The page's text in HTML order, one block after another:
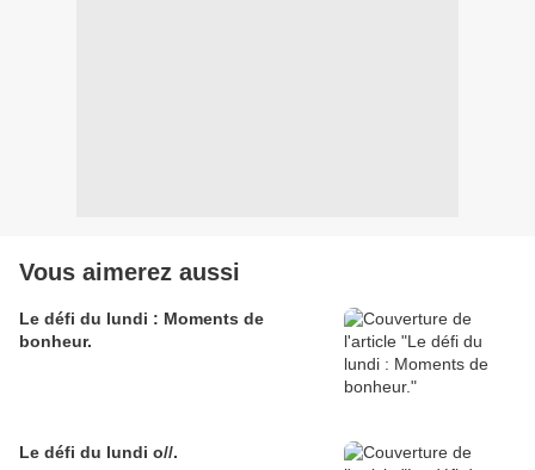
Vous aimerez aussi
Le défi du lundi : Moments de
bonheur.
Le défi du lundi o//.